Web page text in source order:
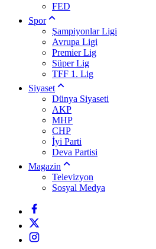
FED
Spor
Şampiyonlar Ligi
Avrupa Ligi
Premier Lig
Süper Lig
TFF 1. Lig
Siyaset
Dünya Siyaseti
AKP
MHP
CHP
İyi Parti
Deva Partisi
Magazin
Televizyon
Sosyal Medya